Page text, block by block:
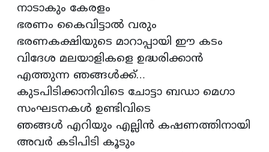
നാടാകും കേരളം
ഭരണം കൈവിട്ടാൽ വരും
ഭരണകക്ഷിയുടെ മാറാപ്പായി ഈ കടം
വിദേശ മലയാളികളെ ഉദ്ധരിക്കാൻ
എത്തുന്ന ഞങ്ങൾക്ക്…
കുടപിടിക്കാനിവിടെ ചോട്ടാ ബഡാ മെഗാ
സംഘടനകൾ ഉണ്ടിവിടെ
ഞങ്ങൾ എറിയും എല്ലിൻ കഷണത്തിനായി
അവർ കടിപിടി കൂടും